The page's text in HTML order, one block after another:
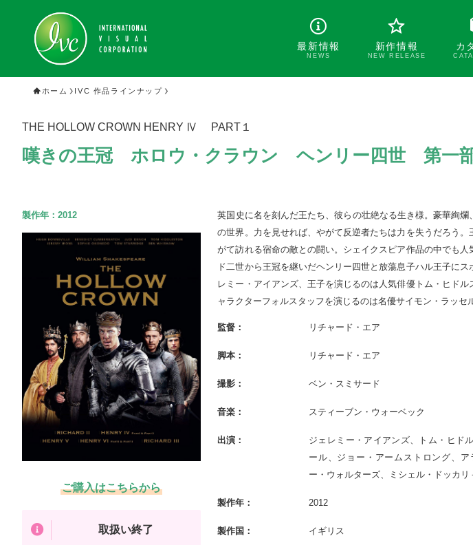
最新情報
NEWS
新作情報
NEW RELEASE
カ
ホーム IVC 作品ラインナップ
THE HOLLOW CROWN HENRY Ⅳ PART１
嘆きの王冠 ホロウ・クラウン ヘンリー四世 第一部
製作年： 2012
ご購入はこちらから
取扱い終了
英国史に名を刻んだ王たち、彼らの壮絶なる生き様。豪華絢
の世界。力を見せれば、やがて反逆者たちは力を失うだろう
がて訪れる宿命の敵との闘い。シェイクスピア作品の中でも
ド二世から王冠を継いだヘンリー四世と放蕩息子ハル王子に
レミー・アイアンズ、王子を演じるのは人気俳優トム・ヒド
ャラクターフォルスタッフを演じるのは名優サイモン・ラッセ
監督： リチャード・エア
脚本： リチャード・エア
撮影： ベン・スミサード
音楽： スティーブン・ウォーベック
出演：
ジェレミー・アイアンズ、トム・ヒド
ール、ジョー・アームストロング、
ー・ウォルターズ、ミシェル・ドッカリ
製作年： 2012
製作国： イギリス